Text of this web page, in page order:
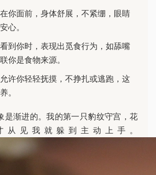
在你面前，身体舒展，不紧绷，眼睛
心。
看到你时，表现出觅食行为，如舔嘴
你是食物来源。
允许你轻轻抚摸，不挣扎或逃跑，这
。
是渐进的。我的第一只豹纹守宫，花
从见我就躲到主动上手。